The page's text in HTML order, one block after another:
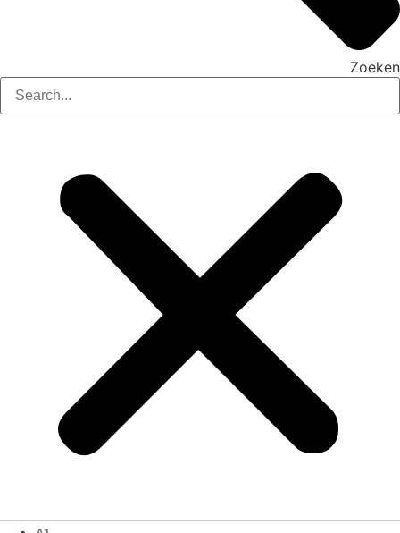
Zoeken